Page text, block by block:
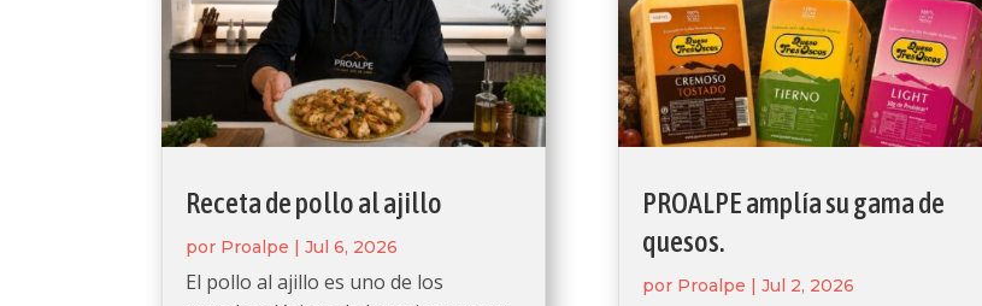
Receta de pollo al ajillo
por Proalpe |Jul 6, 2026
El pollo al ajillo es uno de los
PROALPE amplía su gama de
quesos.
por Proalpe | Jul 2, 2026